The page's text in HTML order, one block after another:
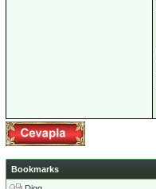
Bookmarks